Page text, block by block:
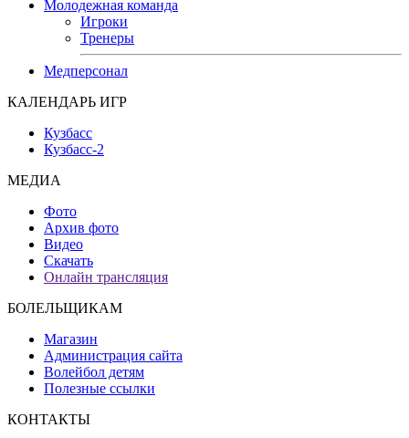
Молодежная команда
Игроки
Тренеры
Медперсонал
КАЛЕНДАРЬ ИГР
Кузбасс
Кузбасс-2
МЕДИА
Фото
Архив фото
Видео
Скачать
Онлайн трансляция
БОЛЕЛЬЩИКАМ
Магазин
Администрация сайта
Волейбол детям
Полезные ссылки
КОНТАКТЫ